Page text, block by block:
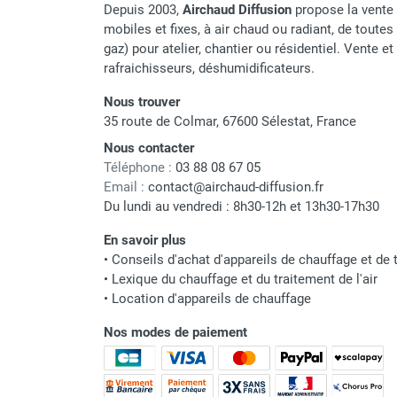
punaises de lit
Chauffage électrique infrarouge
Chauffage électrique par convection
Chauffage mobile au fioul et GNR
cheminée et réservoir intégré
cheminée à raccorder sur citerne
Chauffage fioul soufflant sans
cheminée à combustion directe
infrarouge/rayonnant
Chauffage mobile au gaz propane /
butane
Chauffage mobile au gaz à
combustion directe
Chauffage mobile au gaz à
combustion indirecte
Chauffage mobile au gaz rayonnant
Depuis 2003, Airchaud Diffusion propose la
mobiles et fixes, à air chaud ou radiant, de
gaz) pour atelier, chantier ou résidentiel. Vente
rafraichisseurs, déshumidificateurs.
Nous trouver
35 route de Colmar, 67600 Sélestat, France
Nous contacter
Téléphone : 03 88 08 67 05
Email : contact@airchaud-diffusion.fr
Du lundi au vendredi : 8h30-12h et 13h30-17h30
En savoir plus
• Conseils d'achat d'appareils de chauffage et de
• Lexique du chauffage et du traitement de l'air
• Location d'appareils de chauffage
Nos modes de paiement